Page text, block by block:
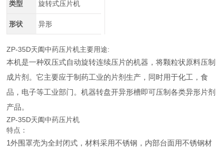
类型 旋转式压片机
形状 异形
ZP-35D天阖中药压片机主要用途:
本机是一种双压式自动旋转连续压片的机器，将颗粒状原料压制
成片剂。它主要应于制药工业的片剂生产，同时用于化工，食
品，电子等工业部门。机器转盘开异形槽即可压制各类异形片剂
产品。
ZP-35D天阖中药压片机
特点：
1外围罩壳为全封闭式，材料采用不锈钢，内部台面用不锈钢材